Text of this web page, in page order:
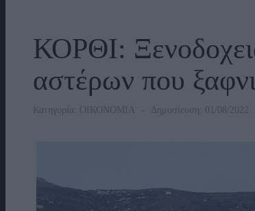
ΚΟΡΘΙ:
αστέρων που
Κατηγορία: ΟΙΚΟΝΟΜΙΑ Δημοσίευση: 01/08/2022